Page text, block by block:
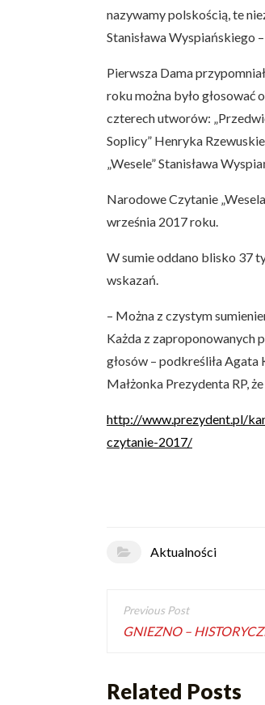
nazywamy polskością, te
Stanisława Wyspiańskiego
Pierwsza Dama
roku można było
czterech utworów:
Soplicy” Henryka
„Wesele” Stanisława
Narodowe Czytanie
września 2017 roku.
W sumie oddano blisko 37
wskazań.
– Można z czystym
Każda z zaproponowanych
głosów – podkreśliła
Małżonka Prezydenta RP,
http://www.prezydent.pl/
czytanie-2017/
Aktualności
GNIEZNO –
Related Posts